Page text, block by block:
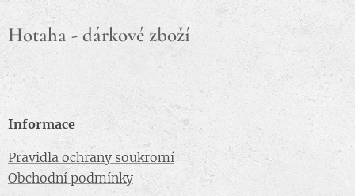
Hotaha - dárkové zboží
Informace
Pravidla ochrany soukromí
Obchodní podmínky